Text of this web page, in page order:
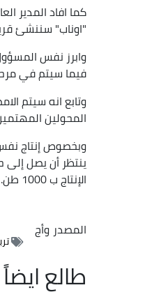
كما افاد المدير
"اوناب" سننشئ
وابرز نفس
فيما سيتم في
وتابع انه سيتم
المحولين
وبخصوص إنتاج
الإنتاج ب 1000 طن.
المصدر وأج
طالع ايضاً